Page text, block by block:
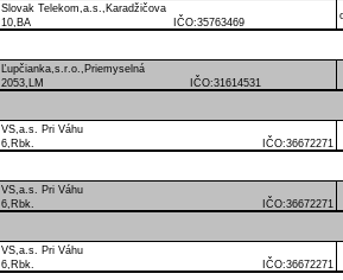
Slovak Telekom,a.s.,Karadžičova
10,BA IČO:35763469
Ľupčianka,s.r.o.,Priemyselná
2053,LM IČO:31614531
VS,a.s. Pri Váhu
6,Rbk. IČO:36672271
VS,a.s. Pri Váhu
6,Rbk. IČO:36672271
VS,a.s. Pri Váhu
6,Rbk. IČO:36672271